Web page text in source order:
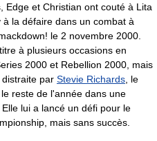
Edge et Christian ont couté à Lita
la défaire dans un combat à
le 2 novembre 2000.
à plusieurs occasions en
2000 et Rebellion 2000, mais
par Stevie Richards , le
reste de l'année dans une
lui a lancé un défi pour le
mais sans succès.